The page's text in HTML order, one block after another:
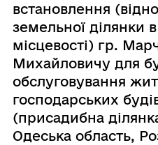
встановлення
земельної ділянки
місцевості) гр.
Михайловичу для
обслуговування
господарських
(присадибна
Одеська область,